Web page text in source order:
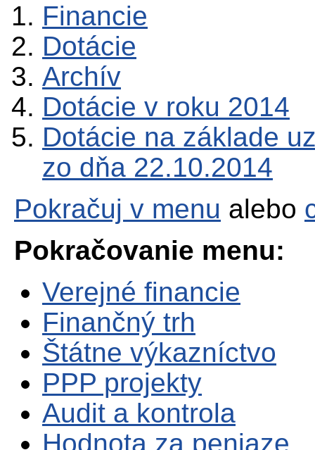
Financie
Dotácie
Archív
Dotácie v roku 2014
Dotácie na základe
zo dňa 22.10.2014
Pokračuj v menu alebo
Pokračovanie menu:
Verejné financie
Finančný trh
Štátne výkazníctvo
PPP projekty
Audit a kontrola
Hodnota za peniaze